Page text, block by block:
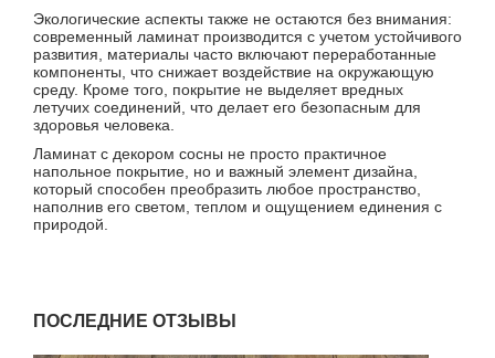
Экологические аспекты также не остаются без внимания:
современный ламинат производится с учетом устойчивого
развития, материалы часто включают переработанные
компоненты, что снижает воздействие на окружающую
среду. Кроме того, покрытие не выделяет вредных
летучих соединений, что делает его безопасным для
здоровья человека.
Ламинат с декором сосны не просто практичное
напольное покрытие, но и важный элемент дизайна,
который способен преобразить любое пространство,
наполнив его светом, теплом и ощущением единения с
природой.
ПОСЛЕДНИЕ ОТЗЫВЫ